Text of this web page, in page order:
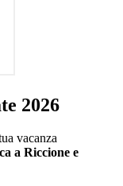
2026
vacanza
a Riccione e